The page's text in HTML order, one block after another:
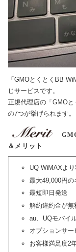
「GMOとくとくBB
じサービスです。
正規代理店の「GMO
の7つが挙げられます。
＆メリット
UQ WiMAXよ
最大49,000円
最短即日発送
解約違約金が無
au、UQモバイ
オプションサ
お客様満足度2